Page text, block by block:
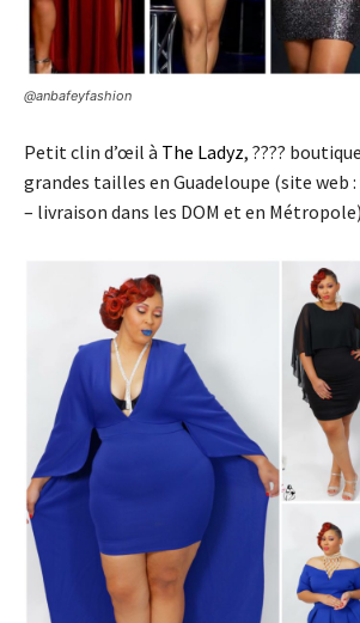
@anbafeyfashion
Petit clin d’œil à The Ladyz, ????
grandes tailles en Guadeloupe (site web :
– livraison dans les DOM et en